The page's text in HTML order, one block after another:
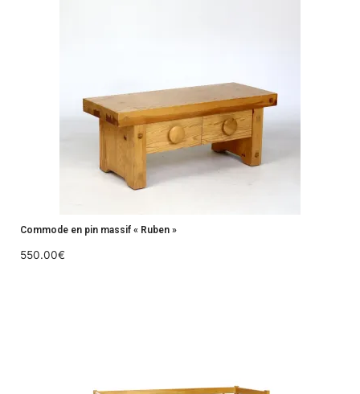
Commode en pin massif « Ruben »
550.00€